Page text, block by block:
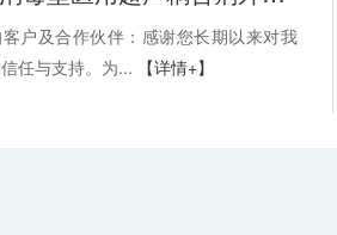
户及合作伙伴：感谢您长期以来对我
任与支持。为...
【详情+】